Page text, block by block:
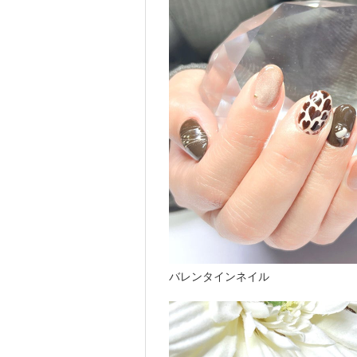
バレンタインネイル